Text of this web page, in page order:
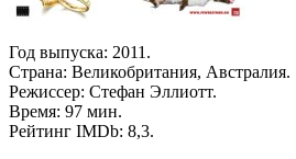
Год выпуска: 2011.
Страна: Великобритания, Австралия.
Режиссер: Стефан Эллиотт.
Время: 97 мин.
Рейтинг IMDb: 8,3.